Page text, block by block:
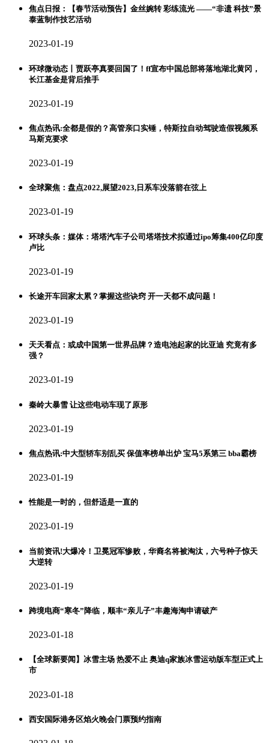
焦点日报：【春节活动预告】金丝婉转 彩练流光 ——“非遗 科技”景
泰蓝制作技艺活动
2023-01-19
环球微动态丨贾跃亭真要回国了！ff宣布中国总部将落地湖北黄冈，
长江基金是背后推手
2023-01-19
焦点热讯:全都是假的？高管亲口实锤，特斯拉自动驾驶造假视频系
马斯克要求
2023-01-19
全球聚焦：盘点2022,展望2023,日系车没落箭在弦上
2023-01-19
环球头条：媒体：塔塔汽车子公司塔塔技术拟通过ipo筹集400亿印度
卢比
2023-01-19
长途开车回家太累？掌握这些诀窍 开一天都不成问题！
2023-01-19
天天看点：或成中国第一世界品牌？造电池起家的比亚迪 究竟有多
强？
2023-01-19
秦岭大暴雪 让这些电动车现了原形
2023-01-19
焦点热讯:中大型轿车别乱买 保值率榜单出炉 宝马5系第三 bba霸榜
2023-01-19
性能是一时的，但舒适是一直的
2023-01-19
当前资讯!大爆冷！卫冕冠军惨败，华裔名将被淘汰，六号种子惊天
大逆转
2023-01-19
跨境电商“寒冬”降临，顺丰“亲儿子”丰趣海淘申请破产
2023-01-18
【全球新要闻】冰雪主场 热爱不止 奥迪q家族冰雪运动版车型正式上
市
2023-01-18
西安国际港务区焰火晚会门票预约指南